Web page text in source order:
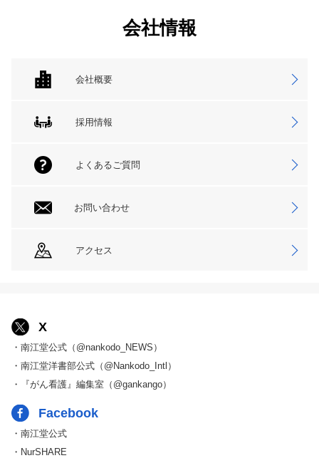
会社情報
会社概要
採用情報
よくあるご質問
お問い合わせ
アクセス
X
・南江堂公式（@nankodo_NEWS）
・南江堂洋書部公式（@Nankodo_Intl）
・『がん看護』編集室（@gankango）
Facebook
・南江堂公式
・NurSHARE